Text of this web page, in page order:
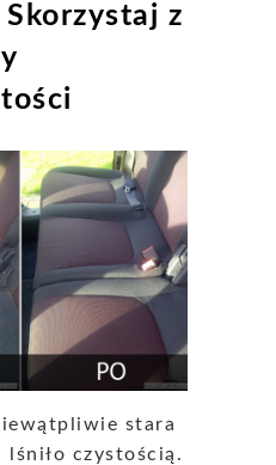
Skorzystaj z
stara
lśniło czystością.